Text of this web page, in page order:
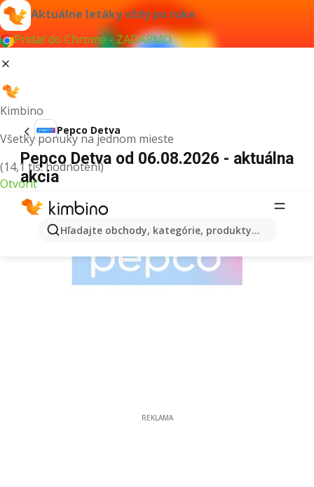
Aktuálne letáky vždy po ruke
Pridať do Chrome - ZADARMO
Kimbino
Všetky ponuky na jednom mieste
(14,1 tis. hodnotení)
Otvoriť
Hľadajte obchody, kategórie, produkty...
Pepco Detva
Pepco Detva od 06.08.2026 - aktuálna
akcia
REKLAMA